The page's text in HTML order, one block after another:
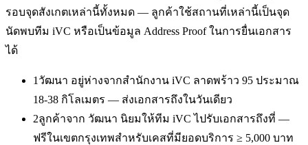
รอบจุดสังเกตเหล่านี้ทั้งหมด — ลูกค้าใช้สถานที่เหล่านี้เป็นจุด
นัดพบทีม iVC หรือเป็นข้อมูล Address Proof ในการยื่นเอกสาร
ได้
1วัฒนา อยู่ห่างจากสำนักงาน iVC ลาดพร้าว 95 ประมาณ
18-38 กิโลเมตร — ส่งเอกสารถึงในวันเดียว
2ลูกค้าจาก วัฒนา นิยมให้ทีม iVC ไปรับเอกสารถึงที่ —
ฟรีในเขตกรุงเทพสำหรับเคสที่มียอดบริการ ≥ 5,000 บาท